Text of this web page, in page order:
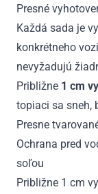
Presné
Každá sada je
konkrétneho
nevyžadujú
Približne 1 cm
topiaci sa sneh,
Presne
Ochrana pred
soľou
Približne 1 cm